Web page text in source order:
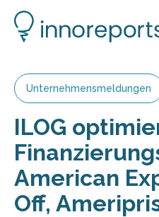
Unternehmensmeldungen
ILOG
American
Off,